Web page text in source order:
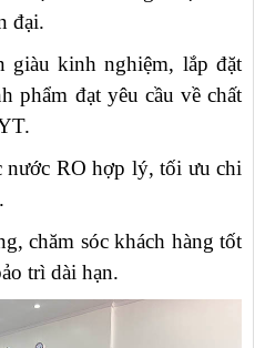
đại.
kinh nghiệm, lắp đặt
phẩm đạt yêu cầu về chất
nước RO hợp lý, tối ưu chi
chăm sóc khách hàng tốt
trì dài hạn.